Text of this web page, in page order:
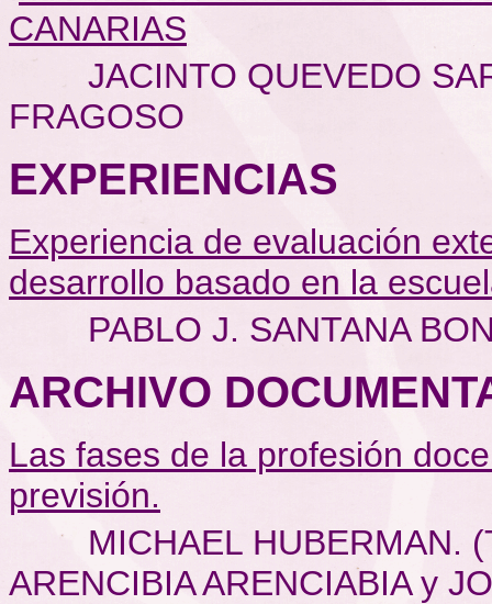
CANARIAS
JACINTO QUEVEDO
FRAGOSO
EXPERIENCIAS
Experiencia de evaluación
desarrollo basado en la
PABLO J. SANTANA
ARCHIVO
Las fases de la profesión
previsión.
MICHAEL HUBERMAN.
ARENCIBIA ARENCIABIA y